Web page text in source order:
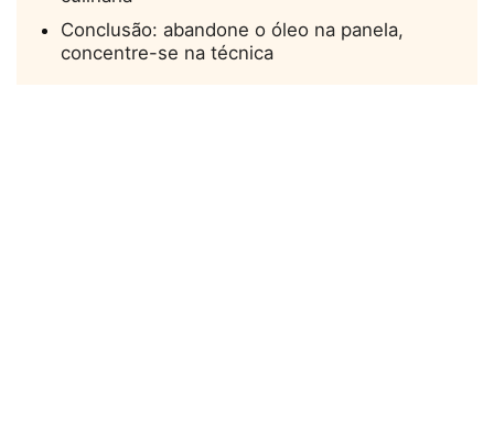
Conclusão: abandone o óleo na panela,
concentre-se na técnica